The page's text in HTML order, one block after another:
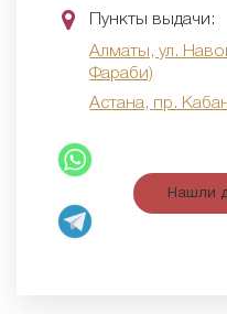
Пункты выдачи:
Алматы, ул.
Фараби)
Астана, пр.
Нашли